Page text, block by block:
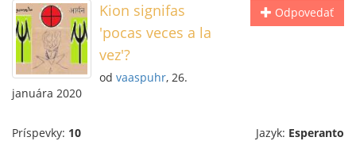
Odpovedať
Kion signifas
'pocas veces a la
vez'?
od vaaspuhr, 26.
januára 2020
Príspevky: 10 Jazyk: Esperanto